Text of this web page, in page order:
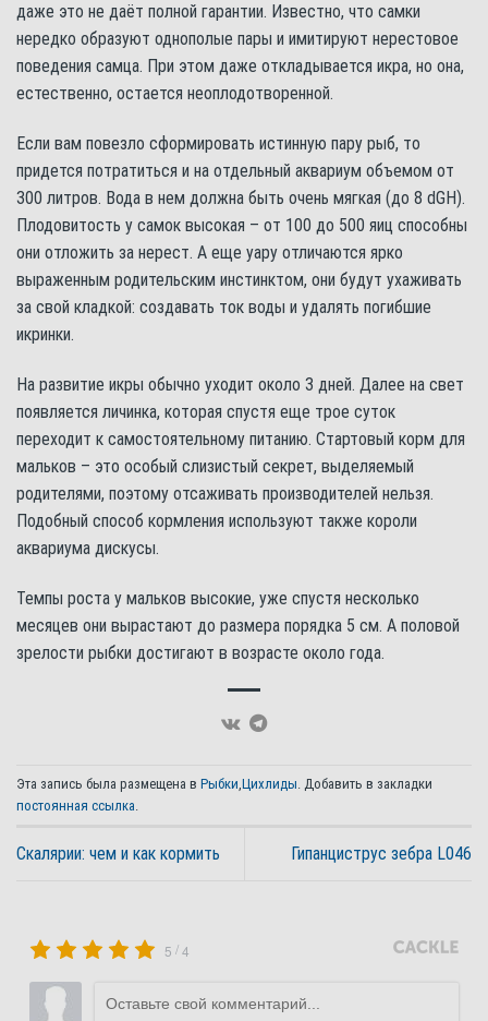
даже это не даёт полной гарантии. Известно, что самки
нередко образуют однополые пары и имитируют нерестовое
поведения самца. При этом даже откладывается икра, но она,
естественно, остается неоплодотворенной.
Если вам повезло сформировать истинную пару рыб, то
придется потратиться и на отдельный аквариум объемом от
300 литров. Вода в нем должна быть очень мягкая (до 8 dGH).
Плодовитость у самок высокая – от 100 до 500 яиц способны
они отложить за нерест. А еще уару отличаются ярко
выраженным родительским инстинктом, они будут ухаживать
за свой кладкой: создавать ток воды и удалять погибшие
икринки.
На развитие икры обычно уходит около 3 дней. Далее на свет
появляется личинка, которая спустя еще трое суток
переходит к самостоятельному питанию. Стартовый корм для
мальков – это особый слизистый секрет, выделяемый
родителями, поэтому отсаживать производителей нельзя.
Подобный способ кормления используют также короли
аквариума дискусы.
Темпы роста у мальков высокие, уже спустя несколько
месяцев они вырастают до размера порядка 5 см. А половой
зрелости рыбки достигают в возрасте около года.
Эта запись была размещена в Рыбки Цихлиды . Добавить в закладки
постоянная ссылка
Скалярии: чем и как кормить Гипанциструс зебра L046
5 /4